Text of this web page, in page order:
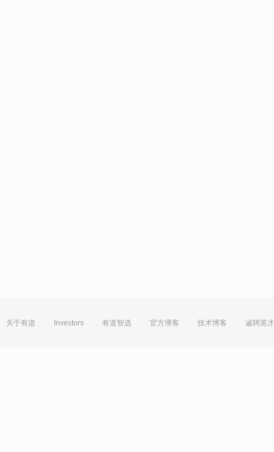
关于有道 Investors 有道智选 官方博客 技术博客 诚聘英才